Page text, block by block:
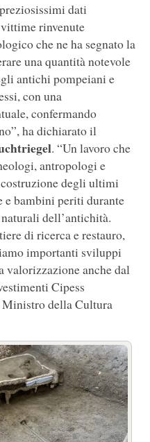
dati
rinvenute
che ne ha segnato la
una quantità notevole
antichi pompeiani e
con una
confermando
ha dichiarato il
. “Un lavoro che
antropologi e
degli ultimi
bambini periti durante
dell’antichità.
di ricerca e restauro,
importanti sviluppi
valorizzazione anche dal
Cipess
della Cultura